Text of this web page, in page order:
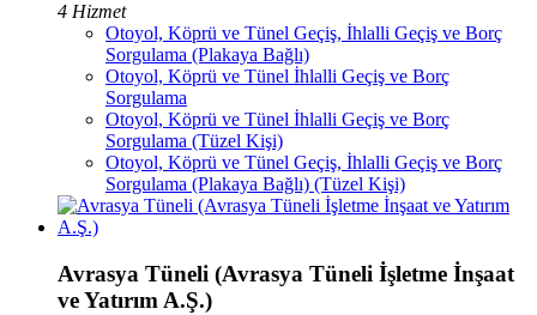
4 Hizmet
Otoyol, Köprü ve Tünel Geçiş, İhlalli Geçiş ve Borç
Sorgulama (Plakaya Bağlı)
Otoyol, Köprü ve Tünel İhlalli Geçiş ve Borç
Sorgulama
Otoyol, Köprü ve Tünel İhlalli Geçiş ve Borç
Sorgulama (Tüzel Kişi)
Otoyol, Köprü ve Tünel Geçiş, İhlalli Geçiş ve Borç
Sorgulama (Plakaya Bağlı) (Tüzel Kişi)
Avrasya Tüneli (Avrasya Tüneli İşletme İnşaat
ve Yatırım A.Ş.)